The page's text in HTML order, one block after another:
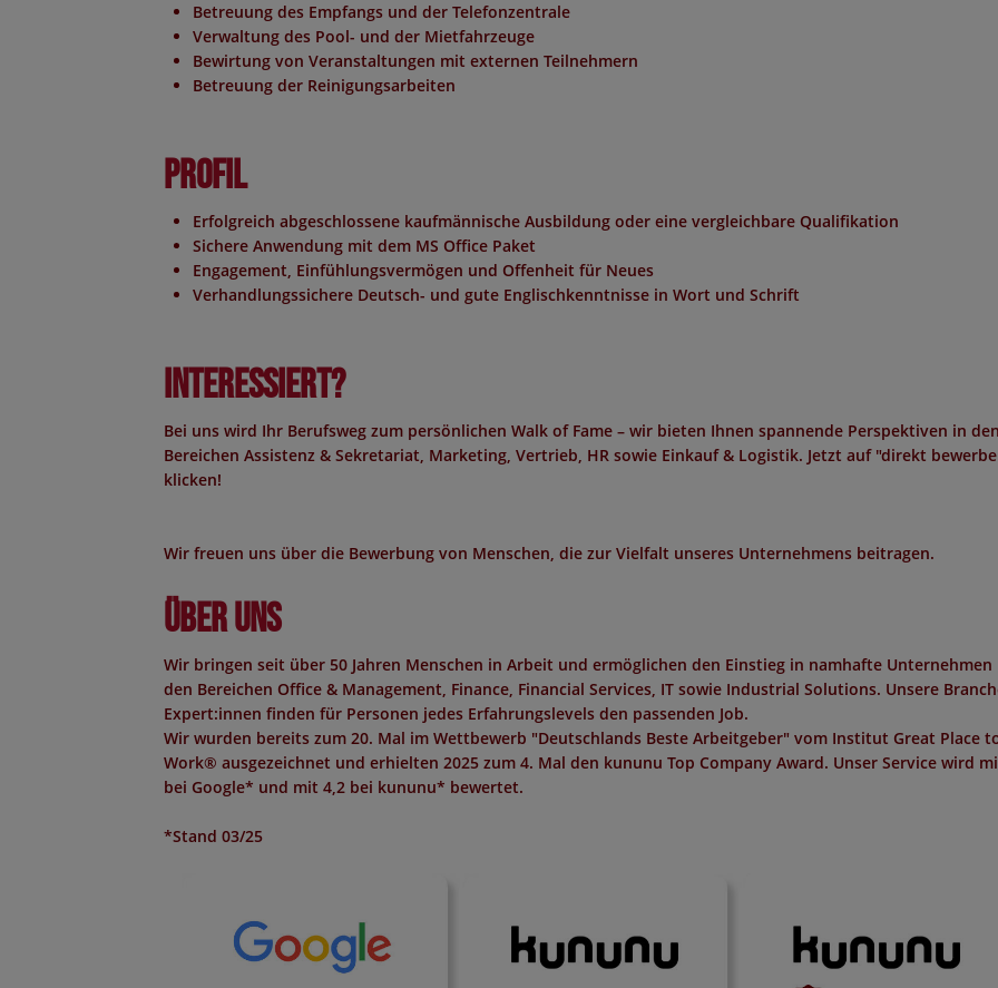
Betreuung des Empfangs und der Telefonzentrale
Verwaltung des Pool- und der Mietfahrzeuge
Bewirtung von Veranstaltungen mit externen Teilnehmern
Betreuung der Reinigungsarbeiten
Profil
Erfolgreich abgeschlossene kaufmännische Ausbildung oder eine vergleichbare Qualifikation
Sichere Anwendung mit dem MS Office Paket
Engagement, Einfühlungsvermögen und Offenheit für Neues
Verhandlungssichere Deutsch- und gute Englischkenntnisse in Wort und Schrift
Interessiert?
Bei uns wird Ihr Berufsweg zum persönlichen Walk of Fame – wir bieten Ihnen spannende Perspektiven in
Bereichen Assistenz & Sekretariat, Marketing, Vertrieb, HR sowie Einkauf & Logistik. Jetzt auf "direkt
klicken!
Wir freuen uns über die Bewerbung von Menschen, die zur Vielfalt unseres Unternehmens beitragen.
Über uns
Wir bringen seit über 50 Jahren Menschen in Arbeit und ermöglichen den Einstieg in namhafte Unternehmen
den Bereichen Office & Management, Finance, Financial Services, IT sowie Industrial Solutions. Unsere
Expert:innen finden für Personen jedes Erfahrungslevels den passenden Job.
Wir wurden bereits zum 20. Mal im Wettbewerb "Deutschlands Beste Arbeitgeber" vom Institut Great Place
Work® ausgezeichnet und erhielten 2025 zum 4. Mal den kununu Top Company Award. Unser Service wird
bei Google* und mit 4,2 bei kununu* bewertet.
*Stand 03/25